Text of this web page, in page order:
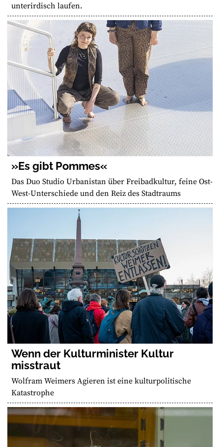
unterirdisch laufen.
»Es gibt Pommes«
Das Duo Studio Urbanistan über Freibadkultur, feine Ost-
West-Unterschiede und den Reiz des Stadtraums
Wenn der Kulturminister Kultur
misstraut
Wolfram Weimers Agieren ist eine kulturpolitische
Katastrophe